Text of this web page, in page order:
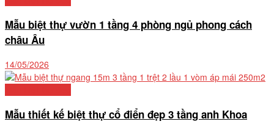
Mẫu biệt thự vườn 1 tầng 4 phòng ngủ phong cách
châu Âu
14/05/2026
Mẫu thiết kế biệt thự cổ điển đẹp 3 tầng anh Khoa